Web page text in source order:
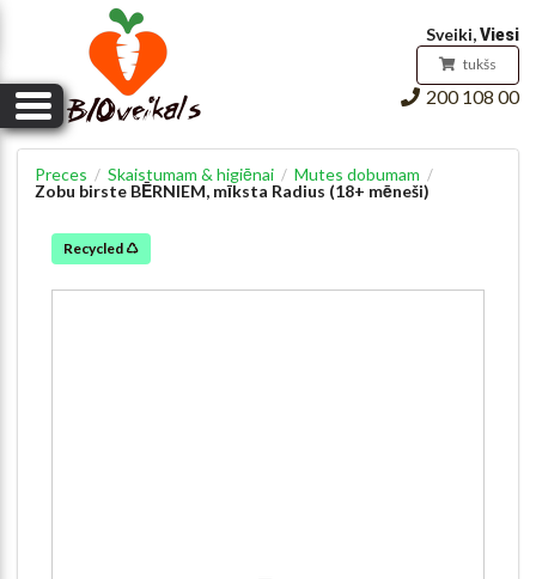
Sveiki,Viesi
Pirkumu grozs
tukšs
200 108 00
Preces / Skaistumam & higiēnai / Mutes dobumam /
Zobu birste BĒRNIEM, mīksta Radius (18+ mēneši)
Recycled ♺